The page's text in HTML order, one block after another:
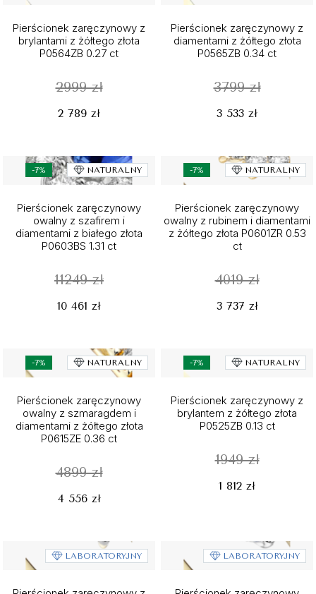
Pierścionek zaręczynowy z
brylantami z żółtego złota
P0564ZB 0.27 ct
2999 zł
2 789 zł
Pierścionek zaręczynowy z
diamentami z żółtego złota
P0565ZB 0.34 ct
3799 zł
3 533 zł
-7% NATURALNY
Pierścionek zaręczynowy
owalny z szafirem i
diamentami z białego złota
P0603BS 1.31 ct
11249 zł
10 461 zł
-7% NATURALNY
Pierścionek zaręczynowy
owalny z rubinem i diamentami
z żółtego złota P0601ZR 0.53
ct
4019 zł
3 737 zł
-7% NATURALNY
Pierścionek zaręczynowy
owalny z szmaragdem i
diamentami z żółtego złota
P0615ZE 0.36 ct
4899 zł
4 556 zł
-7% NATURALNY
Pierścionek zaręczynowy z
brylantem z żółtego złota
P0525ZB 0.13 ct
1949 zł
1 812 zł
LABORATORYJNY LABORATORYJNY